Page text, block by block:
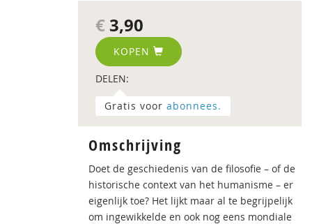
€ 3,90
KOPEN
DELEN:
Gratis voor abonnees.
Omschrijving
Doet de geschiedenis van de filosofie – of de
historische context van het humanisme – er
eigenlijk toe? Het lijkt maar al te begrijpelijk
om ingewikkelde en ook nog eens mondiale